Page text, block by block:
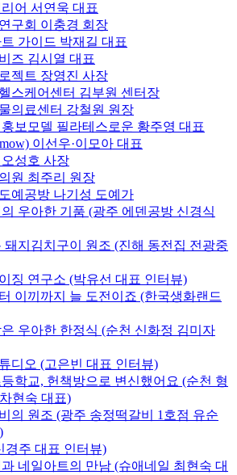
어 서연욱 대표
구회 이충경 회장
가이드 박재길 대표
즈 김시열 대표
젝트 장영진 사장
스케어센터 김부원 센터장
의료센터 강철원 원장
보모델 필라테스로운 황주영 대표
이선우·이모아 대표
성호 사장
원 최주리 원장
예공방 나기성 도예가
우아한 기품 (광주 에덴공방 신경식
돼지김치구이 원조 (진해 동전집 전광중
징 연구소 (박유선 대표 인터뷰)
이끼까지 늘 도전이죠 (한국생화랜드
우아한 한정식 (순천 신화정 김미자
디오 (고은빈 대표 인터뷰)
학교, 헌책방으로 변신했어요 (순천 형
현숙 대표)
의 원조 (광주 송정떡갈비 1호점 유순
경주 대표 인터뷰)
네일아트의 만남 (슈애네일 최현숙 대